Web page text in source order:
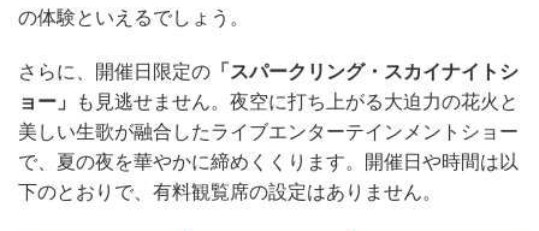
の体験といえるでしょう。
さらに、開催日限定の 「スパークリング・スカイナイトシ
ョー」 も見逃せません。夜空に打ち上がる大迫力の花火と
美しい生歌が融合したライブエンターテインメントショー
で、夏の夜を華やかに締めくくります。開催日や時間は以
下のとおりで、有料観覧席の設定はありません。